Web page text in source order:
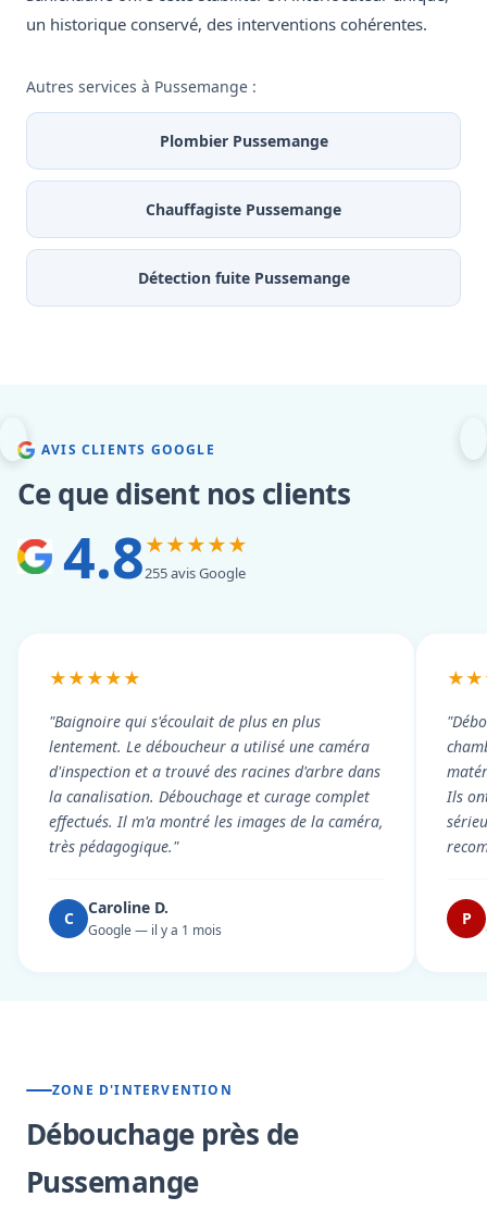
un historique conservé, des interventions cohérentes.
Autres services à Pussemange :
Plombier Pussemange
Chauffagiste Pussemange
Détection fuite Pussemange
AVIS CLIENTS GOOGLE
Ce que disent nos clients
4.8★★★★★
255 avis Google
★★★★★
"Baignoire qui s'écoulait de plus en plus
lentement. Le déboucheur a utilisé une caméra
d'inspection et a trouvé des racines d'arbre dans
la canalisation. Débouchage et curage complet
effectués. Il m'a montré les images de la caméra,
très pédagogique."
C
Caroline D.
Google — il y a 1 mois
Ils
P
ZONE D'INTERVENTION
Débouchage près de
Pussemange